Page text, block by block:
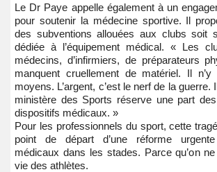
Le Dr Paye appelle également à un
pour soutenir la médecine sportive. Il
des subventions allouées aux clubs soit
dédiée à l’équipement médical. « Les
médecins, d’infirmiers, de préparateurs
manquent cruellement de matériel. Il
moyens. L’argent, c’est le nerf de la
ministère des Sports réserve une part
dispositifs médicaux. »
Pour les professionnels du sport, cette
point de départ d’une réforme
médicaux dans les stades. Parce qu’on
vie des athlètes.